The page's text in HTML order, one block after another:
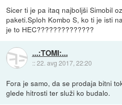
Sicer ti je pa itaq najboljši Simobil
paketi.Sploh Kombo S, ko ti je isti
je to HEC??????????????
...:TOMI:...
::22. avg 2017, 22:20
Fora je samo, da se prodaja bitni
glede hitrosti ter služi ko budalo.